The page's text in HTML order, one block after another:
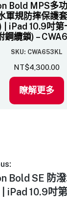
Bold MPS多
軍規防摔保護
| iPad 10.9吋第
鋼纜鎖) –
SKU: CWA653KL
NT$4,300.00
瞭解更多
Bold SE 防
| iPad 10.9吋